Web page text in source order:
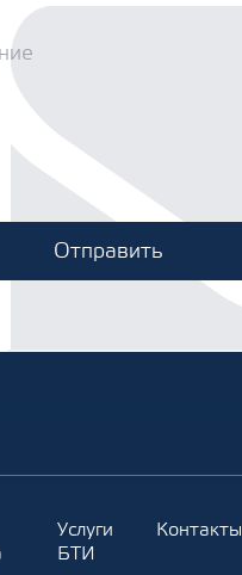
Услуги
БТИ
Контакты